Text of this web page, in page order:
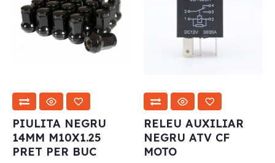
PIULITA NEGRU
14MM M10X1.25
PRET PER BUC
RELEU AUXILIAR
NEGRU ATV CF
MOTO